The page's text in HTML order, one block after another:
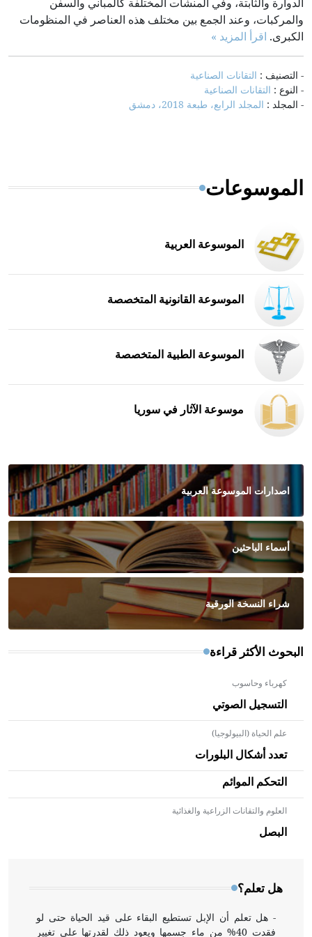
والمركبات، وعند الجمع بين مختلف هذه العناصر في المنظومات
الكبرى. اقرأ المزيد »
- التصنيف : التقانات الصناعية
- النوع : التقانات الصناعية
- المجلد : المجلد الرابع، طبعة 2018، دمشق
الموسوعات
الموسوعة العربية
الموسوعة القانونية المتخصصة
الموسوعة الطبية المتخصصة
موسوعة الآثار في سوريا
اصدارات الموسوعة العربية
أسماء الباحثين
شراء النسخة الورقية
البحوث الأكثر قراءة
كهرباء وحاسوب
التسجيل الصوتي
علم الحياة (البيولوجيا)
تعدد أشكال البلورات
التحكم الموائم
العلوم والتقانات الزراعية والغذائية
البصل
هل تعلم؟
- هل تعلم أن الأبلق نوع من الفنون الهندسية التي ارتبطت
بالعمارة الإسلامية في بلاد الشام ومصر خاصة، حيث يحرص
المعمار على بناء مداميكه وخاصة في الواجهات
- هل تعلم أن الإبل تستطيع البقاء على قيد الحياة حتى لو
فقدت 40% من ماء جسمها ويعود ذلك لقدرتها على تغيير